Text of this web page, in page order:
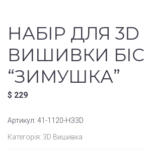
НАБІР ДЛЯ 3D
ВИШИВКИ
“ЗИМУШКА”
$ 229
Артикул: 41-1120-НЗ3D
Категорія: 3D Вишивка